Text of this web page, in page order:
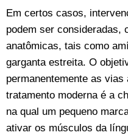
Em certos casos,
podem ser consideradas,
anatômicas, tais como
garganta estreita. O
permanentemente as
tratamento moderna é a
na qual um pequeno
ativar os músculos da